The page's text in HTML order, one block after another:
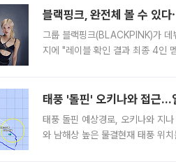
블랙핑크, 완전체 볼 수 있
그룹 블랙핑크(BLACKPINK)가
지에 "레이블 확인 결과 최종 4인
태풍 '돌핀' 오키나와 접근…
태풍 돌핀 예상경로, 오키나와 지
와 남해상 높은 물결현재 태풍 위